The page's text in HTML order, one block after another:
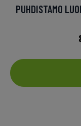
PUHDISTAMO